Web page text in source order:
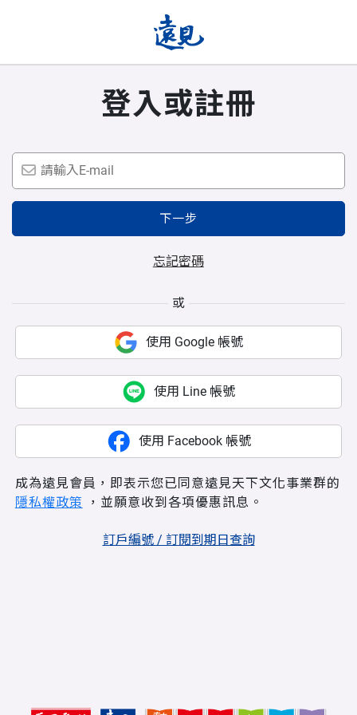
登入或註冊
下一步
忘記密碼
或
使用 Google 帳號
使用 Line 帳號
使用 Facebook 帳號
成為遠見會員，即表示您已同意遠見天下文化事業群的
隱私權政策 ，並願意收到各項優惠訊息。
訂戶編號 / 訂閱到期日查詢